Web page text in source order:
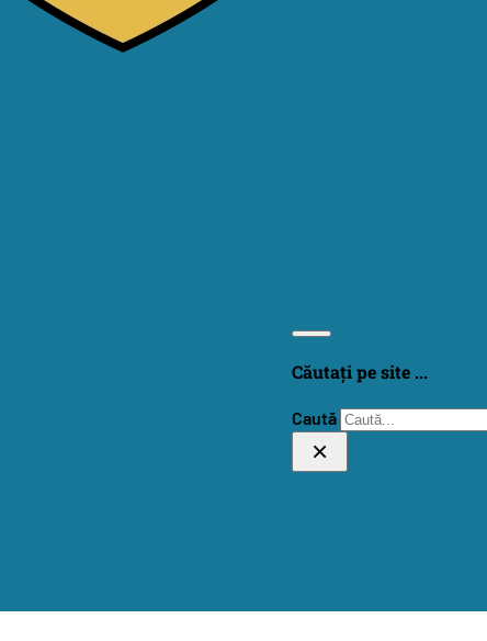
Căutați pe site ...
Caută
×